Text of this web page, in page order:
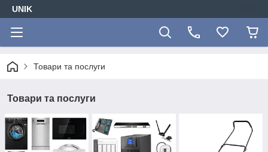
UNIK
Товари та послуги
Товари та послуги